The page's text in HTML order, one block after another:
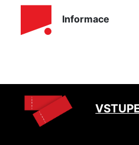
Informace